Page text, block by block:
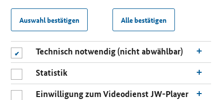
Auswahl bestätigen Alle bestätigen
Technisch notwendig (nicht abwählbar)
Statistik
Einwilligung zum Videodienst JW-Player